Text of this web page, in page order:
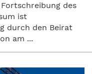
des
ist
durch den Beirat
am ...